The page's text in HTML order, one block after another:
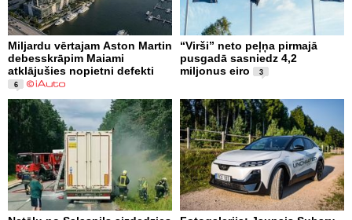
Miljardu vērtajam Aston Martin
debesskrāpim Maiami
atklājušies nopietni defekti
6
“Virši” neto peļņa pirmajā
pusgadā sasniedz 4,2
miljonus eiro
3